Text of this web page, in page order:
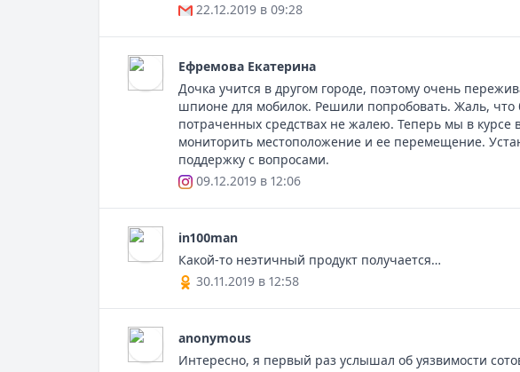
22.12.2019 в 09:28
Ефремовa Екатерина
Дочка учится в другом городе, поэтому очень
шпионе для мобилок. Решили попробовать. Жаль, что
потраченных средствах не жалею. Теперь мы в курсе
мониторить местоположение и ее перемещение.
поддержку с вопросами.
09.12.2019 в 12:06
in100man
Какой-то неэтичный продукт получается…
30.11.2019 в 12:58
anonymous
Интересно, я первый раз услышал об уязвимости